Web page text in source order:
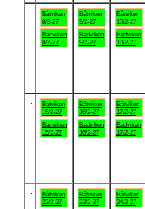
Båtviken
8/2-27
Badviken
8/2-27
Båtviken
9/2-27
Badviken
9/2-27
Båtviken
10/2-27
Badviken
10/2-27
Båtviken
15/2-27
Badviken
15/2-27
Båtviken
16/2-27
Badviken
16/2-27
Båtviken
17/2-27
Badviken
17/2-27
Båtviken
22/2-27
Båtviken
23/2-27
Båtviken
24/2-27